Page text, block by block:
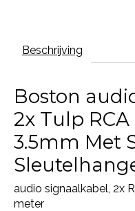
Beschrijving
Boston
2x Tulp
3.5mm Met
audio signaalkabel, 2x
meter